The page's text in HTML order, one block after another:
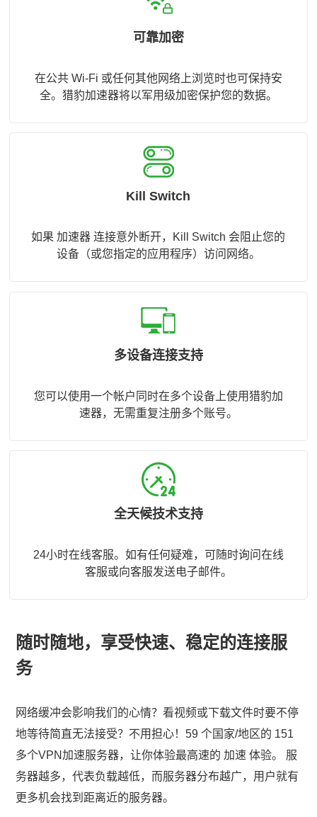
可靠加密
在公共 Wi-Fi 或任何其他网络上浏览时也可保持安
全。猎豹加速器将以军用级加密保护您的数据。
Kill Switch
如果 加速器 连接意外断开，Kill Switch 会阻止您的
设备（或您指定的应用程序）访问网络。
多设备连接支持
您可以使用一个帐户同时在多个设备上使用猎豹加
速器，无需重复注册多个账号。
全天候技术支持
24小时在线客服。如有任何疑难，可随时询问在线
客服或向客服发送电子邮件。
随时随地，享受快速、稳定的连接服
务
网络缓冲会影响我们的心情？看视频或下载文件时要不停
地等待简直无法接受？不用担心！59 个国家/地区的 151
多个VPN加速服务器，让你体验最高速的 加速 体验。 服
务器越多，代表负载越低，而服务器分布越广，用户就有
更多机会找到距离近的服务器。